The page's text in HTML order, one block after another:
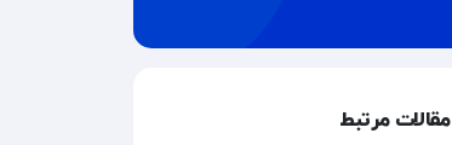
مقالات مرتبط